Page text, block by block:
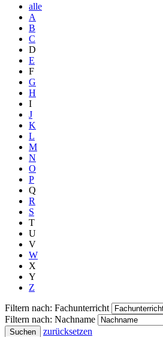
alle
A
B
C
D
E
F
G
H
I
J
K
L
M
N
O
P
Q
R
S
T
U
V
W
X
Y
Z
Filtern nach: Fachunterricht
Filtern nach: Nachname
Suchen zurücksetzen